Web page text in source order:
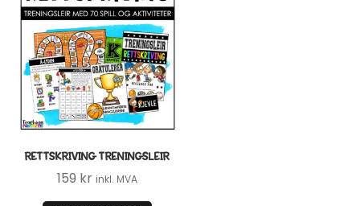
RETTSKRIVING TRENINGSLEIR
159 kr inkl. MVA